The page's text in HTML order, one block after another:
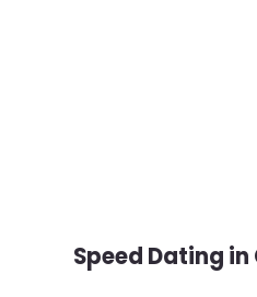
Speed Dating in